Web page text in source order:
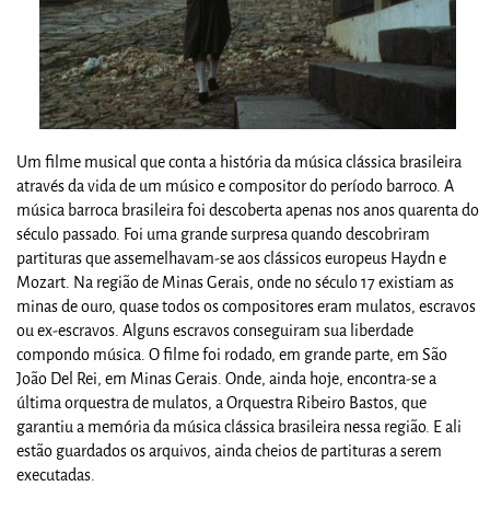
Um filme musical que conta a história da música clássica brasileira
através da vida de um músico e compositor do período barroco. A
música barroca brasileira foi descoberta apenas nos anos quarenta do
século passado. Foi uma grande surpresa quando descobriram
partituras que assemelhavam-se aos clássicos europeus Haydn e
Mozart. Na região de Minas Gerais, onde no século 17 existiam as
minas de ouro, quase todos os compositores eram mulatos, escravos
ou ex-escravos. Alguns escravos conseguiram sua liberdade
compondo música. O filme foi rodado, em grande parte, em São
João Del Rei, em Minas Gerais. Onde, ainda hoje, encontra-se a
última orquestra de mulatos, a Orquestra Ribeiro Bastos, que
garantiu a memória da música clássica brasileira nessa região. E ali
estão guardados os arquivos, ainda cheios de partituras a serem
executadas.